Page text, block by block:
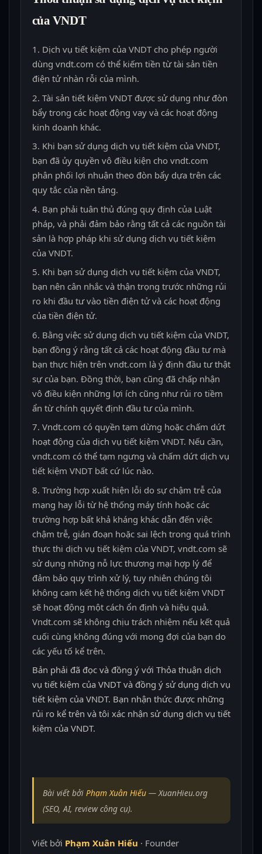
của VNDT
Dịch vụ tiết kiệm của VNDT cho phép người
dùng vndt.com có thể kiếm tiền từ tài sản tiền
điện tử nhàn rỗi của mình.
Tài sản tiết kiệm VNDT được sử dụng như đòn
bẩy trong các hoạt động vay và các hoạt động
kinh doanh khác.
Khi bạn sử dụng dịch vụ tiết kiệm của VNDT,
bạn đã ủy quyền vô điều kiện cho vndt.com
phân phối lợi nhuận theo đòn bẩy dựa trên các
quy tắc của nền tảng.
Bạn phải tuân thủ đúng quy định của Luật
pháp, và phải đảm bảo rằng tất cả các nguồn tài
sản là hợp pháp khi sử dụng dịch vụ tiết kiệm
của VNDT.
Khi bạn sử dụng dịch vụ tiết kiệm của VNDT,
bạn nên cân nhắc và thận trọng trước những rủi
ro khi đầu tư vào tiền điện tử và các hoạt động
của tiền điện tử.
Bằng việc sử dụng dịch vụ tiết kiệm của VNDT,
bạn đồng ý rằng tất cả các hoạt động đầu tư mà
bạn thực hiện trên vndt.com là ý định đầu tư thật
sự của bạn. Đồng thời, bạn cũng đã chấp nhận
vô điều kiện những lợi ích cũng như rủi ro tiềm
ẩn từ chính quyết định đầu tư của mình.
Vndt.com có quyền tạm dừng hoặc chấm dứt
hoạt động của dịch vụ tiết kiệm VNDT. Nếu cần,
vndt.com có thể tạm ngưng và chấm dứt dịch vụ
tiết kiệm VNDT bất cứ lúc nào.
Trường hợp xuất hiện lỗi do sự chậm trễ của
mạng hay lỗi từ hệ thống máy tính hoặc các
trường hợp bất khả kháng khác dẫn đến việc
chậm trễ, gián đoạn hoặc sai lệch trong quá trình
thực thi dịch vụ tiết kiệm của VNDT, vndt.com sẽ
sử dụng những nỗ lực thương mại hợp lý để
đảm bảo quy trình xử lý, tuy nhiên chúng tôi
không cam kết hệ thống dịch vụ tiết kiệm VNDT
sẽ hoạt động một cách ổn định và hiệu quả.
Vndt.com sẽ không chịu trách nhiệm nếu kết quả
cuối cùng không đúng với mong đợi của bạn do
các yếu tố kể trên.
Bản phải đã đọc và đồng ý với Thỏa thuận dịch
vụ tiết kiệm của VNDT và đồng ý sử dụng dịch vụ
tiết kiệm của VNDT. Bạn nhận thức được những
rủi ro kể trên và tôi xác nhận sử dụng dịch vụ tiết
kiệm của VNDT.
Bài viết bởi Phạm Xuân Hiếu— XuanHieu.org
(SEO, AI, review công cụ).
Viết bởi Phạm Xuân Hiếu · Founder